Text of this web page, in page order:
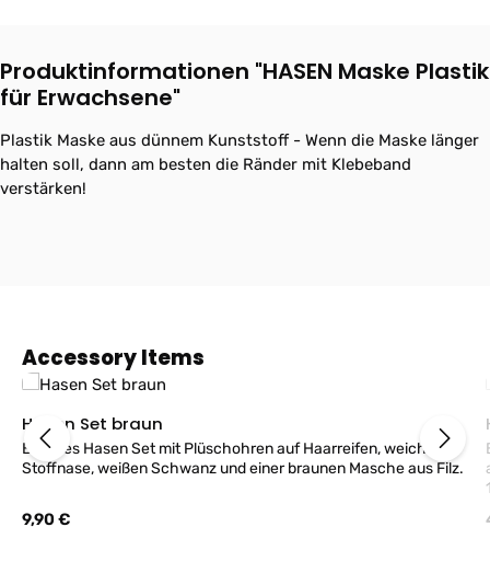
Produktinformationen "HASEN Maske Plastik
für Erwachsene"
Plastik Maske aus dünnem Kunststoff - Wenn die Maske länger
halten soll, dann am besten die Ränder mit Klebeband
verstärken!
Produktgalerie überspringen
Accessory Items
Hasen Set braun
Braunes Hasen Set mit Plüschohren auf Haarreifen, weiche
Stoffnase, weißen Schwanz und einer braunen Masche aus Filz.
Regulärer Preis:
9,90 €